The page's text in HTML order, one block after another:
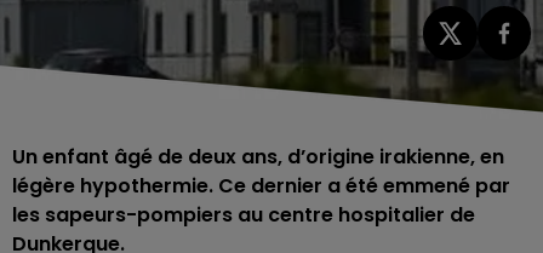
Un enfant âgé de deux ans, d’origine irakienne, en
légère hypothermie. Ce dernier a été emmené par
les sapeurs-pompiers au centre hospitalier de
Dunkerque.